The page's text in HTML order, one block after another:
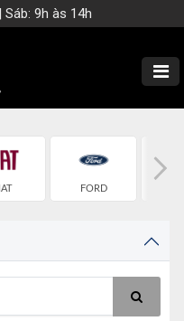
Sáb: 9h às 14h
FORD